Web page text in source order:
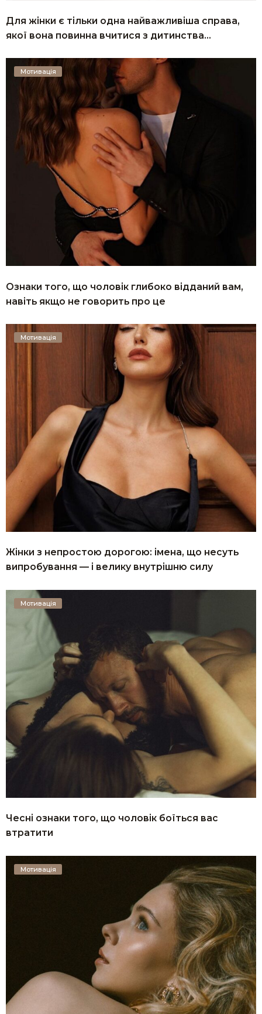
Для жінки є тільки одна найважливіша справа,
якої вона повинна вчитися з дитинства…
Ознаки того, що чоловік глибоко відданий вам,
навіть якщо не говорить про це
Мотивація
Жінки з непростою дорогою: імена, що несуть
випробування — і велику внутрішню силу
Мотивація
Чесні ознаки того, що чоловік боїться вас
втратити
Мотивація
Мотивація